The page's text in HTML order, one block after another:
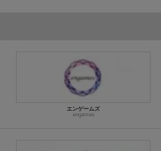
エンゲームズ
engames